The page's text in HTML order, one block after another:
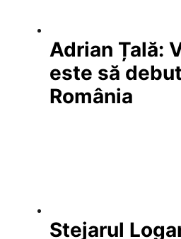
Adrian Țală:
este să
România
Stejarul